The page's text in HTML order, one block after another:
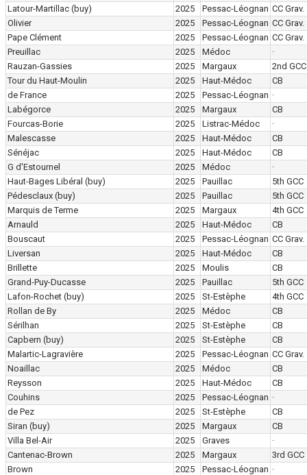
Latour-Martillac (buy) 2025 Pessac-Léognan CC Grav.
Olivier
2025 Pessac-Léognan CC Grav.
Pape Clément
2025 Pessac-Léognan CC Grav.
Preuillac
2025 Médoc
·
Rauzan-Gassies
2025 Margaux
2nd GCC
Tour du Haut-Moulin
2025 Haut-Médoc
CB
de France
2025 Pessac-Léognan ·
Labégorce
2025 Margaux
CB
Fourcas-Borie
2025 Listrac-Médoc
·
Malescasse
2025 Haut-Médoc
CB
Sénéjac
2025 Haut-Médoc
CB
G d'Estournel
2025 Médoc
·
Haut-Bages Libéral (buy) 2025 Pauillac
5th GCC
Pédesclaux (buy) 2025 Pauillac
5th GCC
Marquis de Terme
2025 Margaux
4th GCC
Arnauld
2025 Haut-Médoc
CB
Bouscaut
2025 Pessac-Léognan CC Grav.
Liversan
2025 Haut-Médoc
CB
Brillette
2025 Moulis
CB
Grand-Puy-Ducasse
2025 Pauillac
5th GCC
Lafon-Rochet (buy) 2025 St-Estèphe
4th GCC
Rollan de By
2025 Médoc
CB
Sérilhan
2025 St-Estèphe
CB
Capbern (buy) 2025 St-Estèphe
CB
Malartic-Lagravière
2025 Pessac-Léognan CC Grav.
Noaillac
2025 Médoc
CB
Reysson
2025 Haut-Médoc
CB
Couhins
2025 Pessac-Léognan ·
de Pez
2025 St-Estèphe
CB
Siran (buy) 2025 Margaux
CB
Villa Bel-Air
2025 Graves
·
Cantenac-Brown
2025 Margaux
3rd GCC
Brown
2025 Pessac-Léognan ·